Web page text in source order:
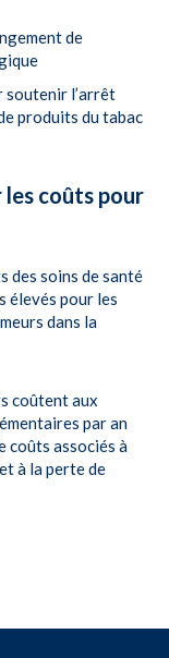
de
soutenir l’arrêt
produits du tabac
coûts pour
des soins de santé
élevés pour les
dans la
coûtent aux
par an
coûts associés à
à la perte de